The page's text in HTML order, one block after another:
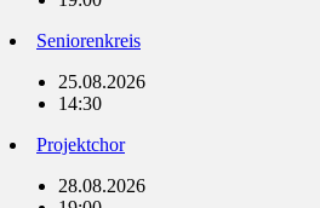
Seniorenkreis
25.08.2026
14:30
Projektchor
28.08.2026